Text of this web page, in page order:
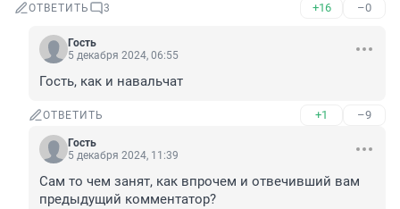
ОТВЕТИТЬ 3 +16 –0
Гость
5 декабря 2024, 06:55
Гость, как и навальчат
ОТВЕТИТЬ +1 –9
Гость
5 декабря 2024, 11:39
Сам то чем занят, как впрочем и отвечивший вам
предыдущий комментатор?